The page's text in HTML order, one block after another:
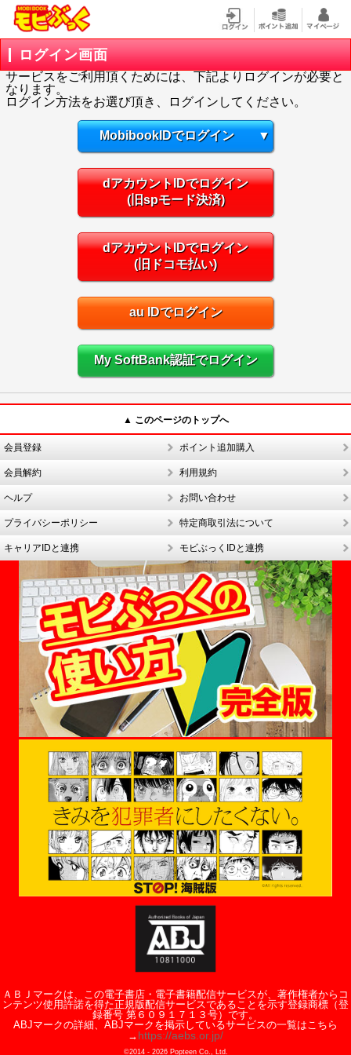
ログイン画面
サービスをご利用頂くためには、下記よりログインが必要と
なります。
ログイン方法をお選び頂き、ログインしてください。
MobibookIDでログイン ▼
dアカウントIDでログイン
(旧spモード決済)
dアカウントIDでログイン
(旧ドコモ払い)
au IDでログイン
My SoftBank認証でログイン
▲ このページのトップへ
会員登録 ポイント追加購入
会員解約 利用規約
ヘルプ お問い合わせ
プライバシーポリシー 特定商取引法について
キャリアIDと連携 モビぶっくIDと連携
ＡＢＪマークは、この電子書店・電子書籍配信サービスが、著作権者からコ
ンテンツ使用許諾を得た正規版配信サービスであることを示す登録商標（登
録番号 第６０９１７１３号）です。
ABJマークの詳細、ABJマークを掲示しているサービスの一覧はこちら
→ https://aebs.or.jp/
©2014 - 2026Popteen Co., Ltd.